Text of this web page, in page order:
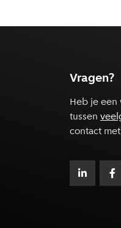
Vragen?
Heb je
tussen
contact